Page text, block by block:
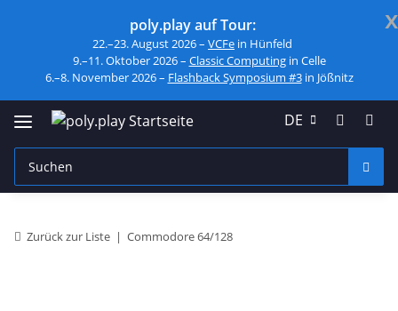
x
poly.play auf Tour:
22.–23. August 2026 – VCFe in Hünfeld
9.–11. Oktober 2026 – Classic Computingin Celle
6.–8. November 2026 – Flashback Symposium #3in Jößnitz
DE
Zurück zur Liste Commodore 64/128